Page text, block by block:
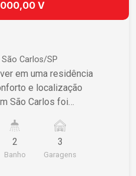
de aquisição.
Carlos/SP.
V
Carlos/SP
em uma residência
e localização
São Carlos foi
mais prática.
e conforto •
2
Banho
3
Garagens